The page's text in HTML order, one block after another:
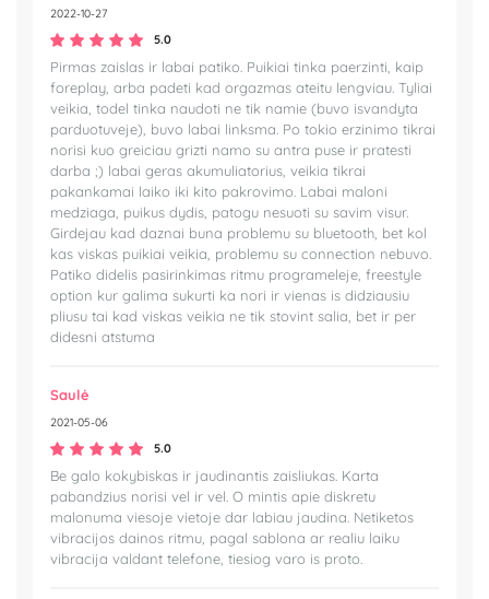
2022-10-27
5.0
Pirmas zaislas ir labai patiko. Puikiai tinka paerzinti, kaip
foreplay, arba padeti kad orgazmas ateitu lengviau. Tyliai
veikia, todel tinka naudoti ne tik namie (buvo isvandyta
parduotuveje), buvo labai linksma. Po tokio erzinimo tikrai
norisi kuo greiciau grizti namo su antra puse ir pratesti
darba ;) labai geras akumuliatorius, veikia tikrai
pakankamai laiko iki kito pakrovimo. Labai maloni
medziaga, puikus dydis, patogu nesuoti su savim visur.
Girdejau kad daznai buna problemu su bluetooth, bet kol
kas viskas puikiai veikia, problemu su connection nebuvo.
Patiko didelis pasirinkimas ritmu programeleje, freestyle
option kur galima sukurti ka nori ir vienas is didziausiu
pliusu tai kad viskas veikia ne tik stovint salia, bet ir per
didesni atstuma
Saulė
2021-05-06
5.0
Be galo kokybiskas ir jaudinantis zaisliukas. Karta
pabandzius norisi vel ir vel. O mintis apie diskretu
malonuma viesoje vietoje dar labiau jaudina. Netiketos
vibracijos dainos ritmu, pagal sablona ar realiu laiku
vibracija valdant telefone, tiesiog varo is proto.